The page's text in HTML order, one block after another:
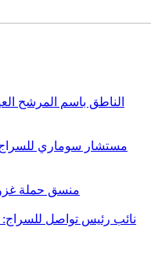
مستشار سوماري
منسق حملة
نائب رئيس تواصل